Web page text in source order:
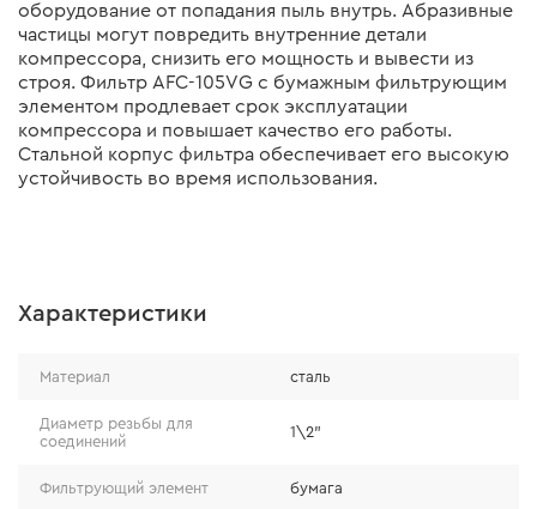
оборудование от попадания пыль внутрь. Абразивные
частицы могут повредить внутренние детали
компрессора, снизить его мощность и вывести из
строя. Фильтр AFC-105VG с бумажным фильтрующим
элементом продлевает срок эксплуатации
компрессора и повышает качество его работы.
Стальной корпус фильтра обеспечивает его высокую
устойчивость во время использования.
Характеристики
Материал сталь
Диаметр резьбы для
соединений
1\2"
Фильтрующий элемент бумага